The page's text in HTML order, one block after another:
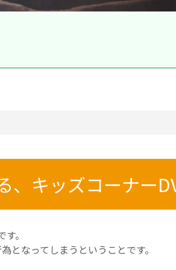
、キッズコーナー
。
となってしまうということです。